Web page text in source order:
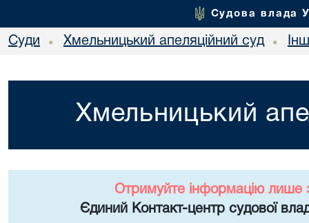
Судова влада
Суди • Хмельницький апеляційний суд •
Хмельницький
Отримуйте інформацію лише
Єдиний Контакт-центр судової